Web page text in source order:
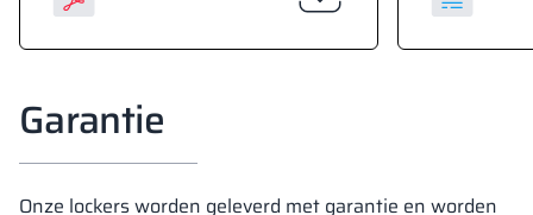
Garantie
Onze lockers worden geleverd met garantie en worden